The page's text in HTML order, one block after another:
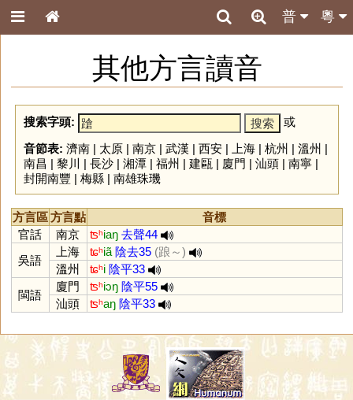
粵
普
其他方言讀音
搜索字頭:
或
音節表: 濟南| 太原| 南京| 武漢 | 西安| 上海| 杭州 | 溫州 |
南昌 | 黎川 | 長沙| 湘潭| 福州 | 建甌 | 廈門 | 汕頭| 南寧|
封開南豐 | 梅縣| 南雄珠璣
方言區方言點
音標
官話
南京 ʦʰiaŋ 去聲44
吳語
上海 ʨʰiã 陰去35 (踉～)
溫州
ʨʰi 陰平33
閩語
廈門 ʦʰiɔŋ 陰平55
汕頭
ʦʰaŋ 陰平33